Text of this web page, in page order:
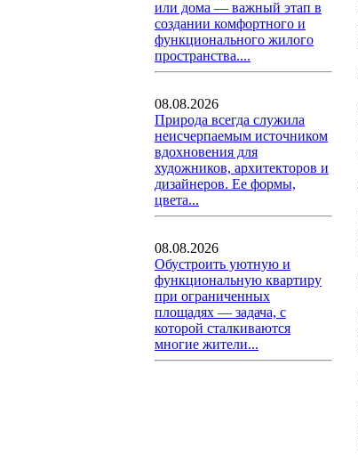
или дома — важный этап в
создании комфортного и
функционального жилого
пространства....
08.08.2026
Природа всегда служила
неисчерпаемым источником
вдохновения для
художников, архитекторов и
дизайнеров. Ее формы,
цвета...
08.08.2026
Обустроить уютную и
функциональную квартиру
при ограниченных
площадях — задача, с
которой сталкиваются
многие жители...